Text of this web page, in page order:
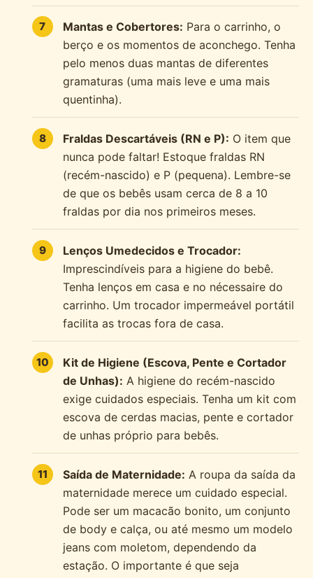
Mantas e Cobertores: Para o carrinho, o
berço e os momentos de aconchego. Tenha
pelo menos duas mantas de diferentes
gramaturas (uma mais leve e uma mais
quentinha).
Fraldas Descartáveis (RN e P): O item que
nunca pode faltar! Estoque fraldas RN
(recém-nascido) e P (pequena). Lembre-se
de que os bebês usam cerca de 8 a 10
fraldas por dia nos primeiros meses.
Lenços Umedecidos e Trocador:
Imprescindíveis para a higiene do bebê.
Tenha lenços em casa e no nécessaire do
carrinho. Um trocador impermeável portátil
facilita as trocas fora de casa.
Kit de Higiene (Escova, Pente e Cortador
de Unhas): A higiene do recém-nascido
exige cuidados especiais. Tenha um kit com
escova de cerdas macias, pente e cortador
de unhas próprio para bebês.
Saída de Maternidade: A roupa da saída da
maternidade merece um cuidado especial.
Pode ser um macacão bonito, um conjunto
de body e calça, ou até mesmo um modelo
jeans com moletom, dependendo da
estação. O importante é que seja